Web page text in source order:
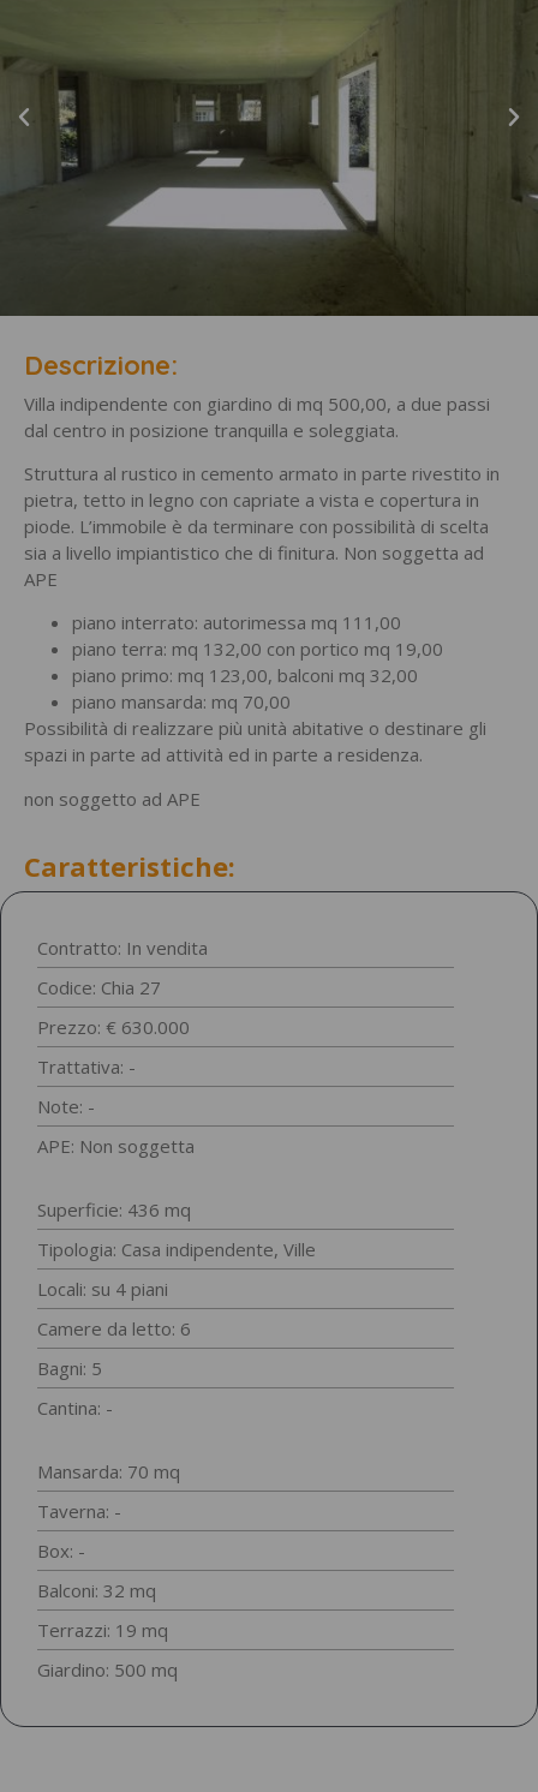
Descrizione:
Villa indipendente con giardino di mq 500,00, a due passi
dal centro in posizione tranquilla e soleggiata.
Struttura al rustico in cemento armato in parte rivestito in
pietra, tetto in legno con capriate a vista e copertura in
piode. L’immobile è da terminare con possibilità di scelta
sia a livello impiantistico che di finitura. Non soggetta ad
APE
piano interrato: autorimessa mq 111,00
piano terra: mq 132,00 con portico mq 19,00
piano primo: mq 123,00, balconi mq 32,00
piano mansarda: mq 70,00
Possibilità di realizzare più unità abitative o destinare gli
spazi in parte ad attività ed in parte a residenza.
non soggetto ad APE
Caratteristiche:
Contratto: In vendita
Codice: Chia 27
Prezzo: € 630.000
Trattativa: -
Note: -
APE: Non soggetta
Superficie: 436 mq
Tipologia: Casa indipendente, Ville
Locali: su 4 piani
Camere da letto: 6
Bagni: 5
Cantina: -
Mansarda: 70 mq
Taverna: -
Box: -
Balconi: 32 mq
Terrazzi: 19 mq
Giardino: 500 mq